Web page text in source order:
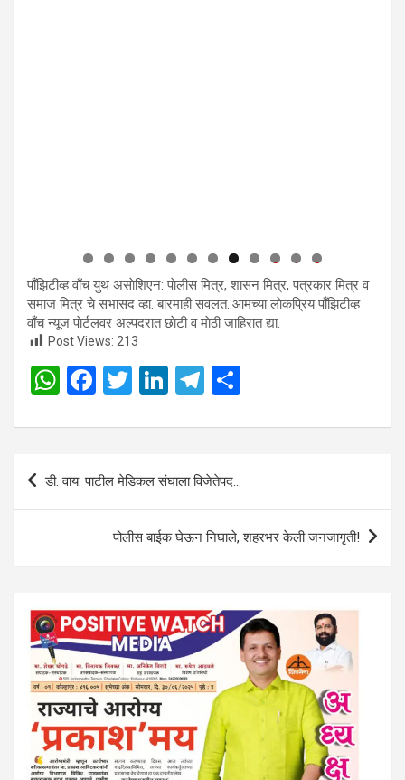
0 1
2
पाँझिटीव्ह वाँच युथ असाेशिएन: पाेलीस मित्र, शासन मित्र, पत्रकार मित्र व
समाज मित्र चे सभासद व्हा. बारमाही सवलत..आमच्या लाेकप्रिय पाँझिटीव्ह
वाँच न्यूज पाेर्टलवर अल्पदरात छाेटी व माेठी जाहिरात द्या.
Post Views: 213
W
at
A
F
ce
b
o
T
tt
er
Li
ke
n
T
e
gr
a
m
ar
Post
डी. वाय. पाटील मेडिकल संघाला विजेतेपद…
पोलीस बाईक घेऊन निघाले, शहरभर केली जनजागृती!